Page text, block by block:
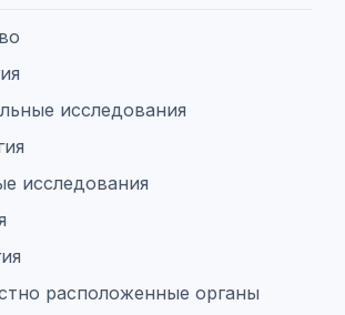
исследования
исследования
расположенные органы